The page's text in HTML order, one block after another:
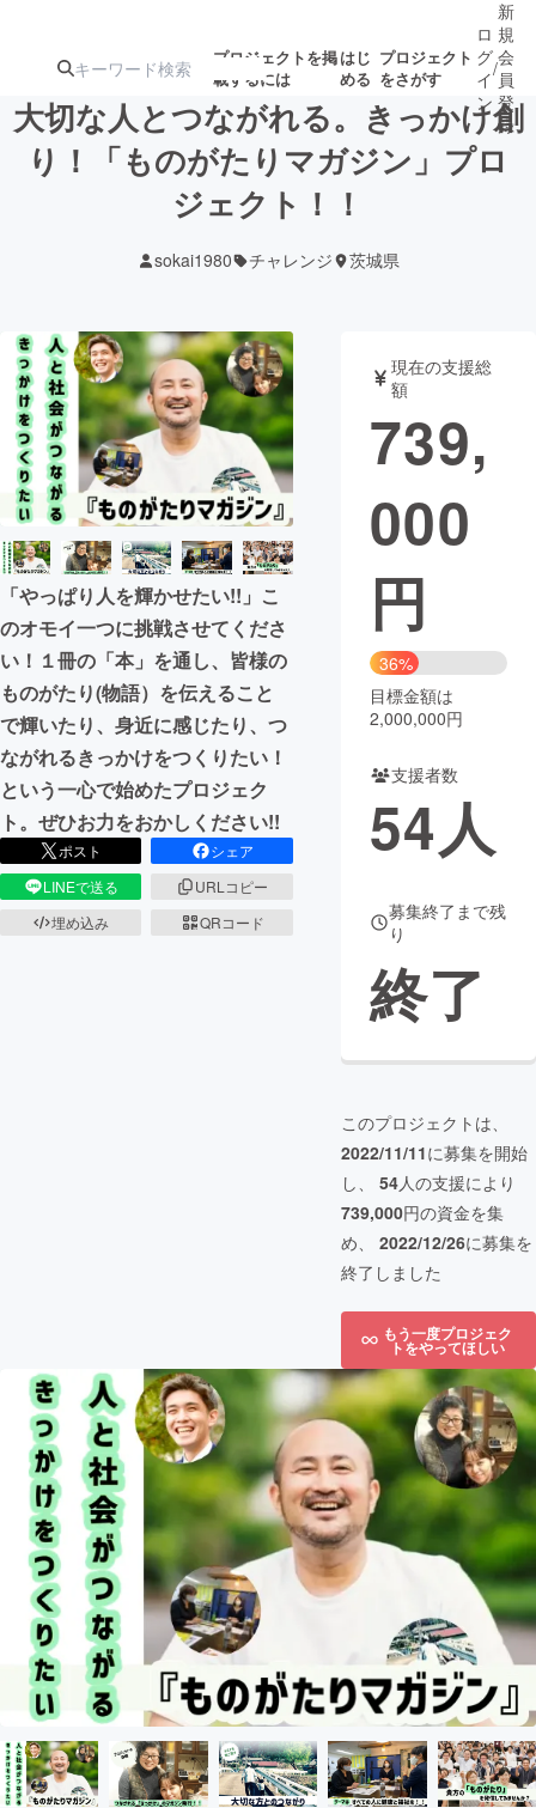
プロジェクトを掲
載するには
はじ
める
プロジェクト
をさがす
注目の新着プロ募集終了が近いプ
テクノロジー・ガジェット
映像・映画 書籍・雑誌
ビジネス・起業 チャレンジ
まちづくり・地域活性化
CAMPFIRE for Social Good
CAMPFIRE Creation
CAMPFIREふるさと納税
コミュニティ
ロ
グ
イ
ン
/
新
規
会
員
登
録
大切な人とつながれる。きっかけ創
り！「ものがたりマガジン」プロ
ジェクト！！
sokai1980 チャレンジ 茨城県
「やっぱり人を輝かせたい!!」こ
のオモイ一つに挑戦させてくださ
い！１冊の「本」を通し、皆様の
ものがたり(物語）を伝えること
で輝いたり、身近に感じたり、つ
ながれるきっかけをつくりたい！
という一心で始めたプロジェク
ト。ぜひお力をおかしください!!
ポスト
シェア
LINEで送る
URLコピー
埋め込み
QRコード
現在の支援総
額
739,
000
円
36%
目標金額は
2,000,000円
支援者数
54人
募集終了まで残
り
終了
このプロジェクトは、
2022/11/11に募集を開始
し、 54人の支援により
739,000円の資金を集
め、 2022/12/26に募集を
終了しました
もう一度プロジェク
トをやってほしい